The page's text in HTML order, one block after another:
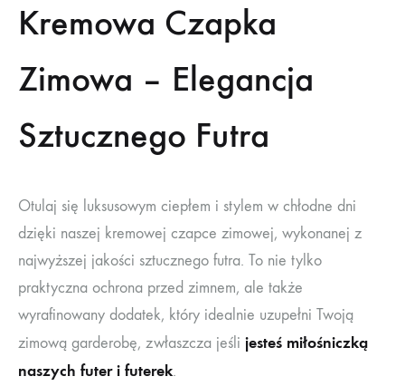
Kremowa Czapka
Zimowa – Elegancja
Sztucznego Futra
Otulaj się luksusowym ciepłem i stylem w chłodne dni
dzięki naszej kremowej czapce zimowej, wykonanej z
najwyższej jakości sztucznego futra. To nie tylko
praktyczna ochrona przed zimnem, ale także
wyrafinowany dodatek, który idealnie uzupełni Twoją
zimową garderobę, zwłaszcza jeśli jesteś miłośniczką
naszych futer i futerek.